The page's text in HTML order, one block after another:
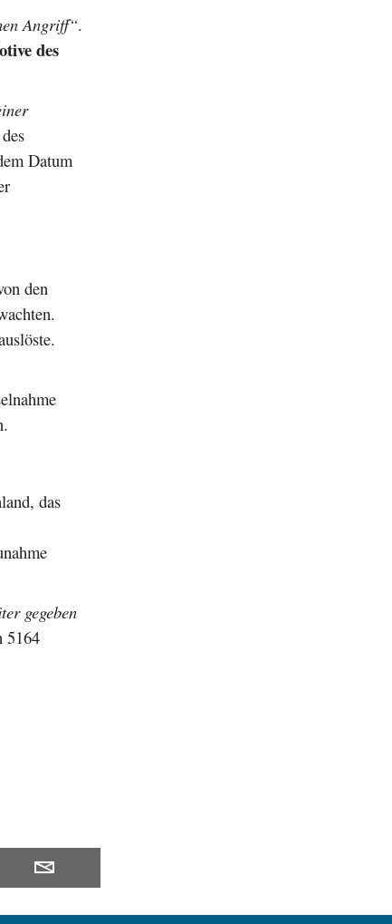
Angriff“.
des
Datum
den
das
gegeben
5164